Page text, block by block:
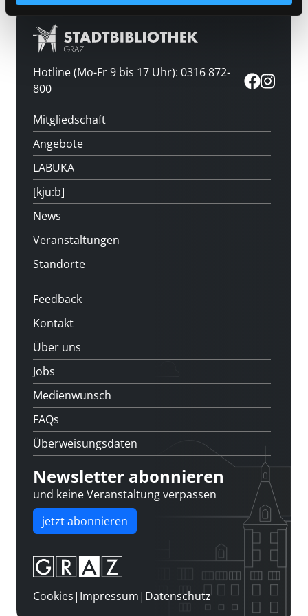
Hotline (Mo-Fr 9 bis 17 Uhr): 0316 872-
800
Mitgliedschaft
Angebote
LABUKA
[kju:b]
News
Veranstaltungen
Standorte
Feedback
Kontakt
Über uns
Jobs
Medienwunsch
FAQs
Überweisungsdaten
Newsletter abonnieren
und keine Veranstaltung verpassen
jetzt abonnieren
Cookies| Impressum| Datenschutz